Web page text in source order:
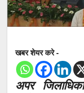
खबर शेयर करे -
अपर